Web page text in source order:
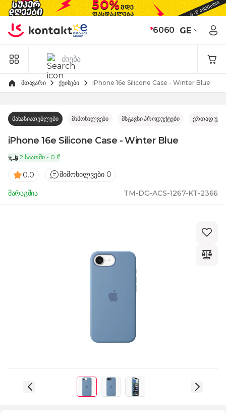
Skip to Content
*6060 GE
მთავარი ქეისები iPhone 16e Silicone Case - Winter Blue
მახასიათებლები მიმოხილვები მსგავსი პროდუქტები ერთად
iPhone 16e Silicone Case - Winter Blue
2 საათში - 0 ₾
0.0 მიმოხილვები 0
მარაგშია TM-DG-ACS-1267-KT-2366